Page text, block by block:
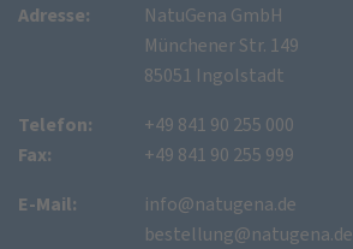
Adresse:
NatuGena GmbH
Münchener Str. 149
85051 Ingolstadt
Telefon:
Fax:
+49 841 90 255 000
+49 841 90 255 999
E-Mail:
info@natugena.de
bestellung@natugena.de